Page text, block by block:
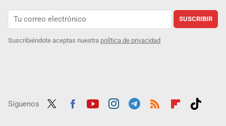
SUSCRIBIR
Suscribiéndote aceptas nuestra política de privacidad
Síguenos